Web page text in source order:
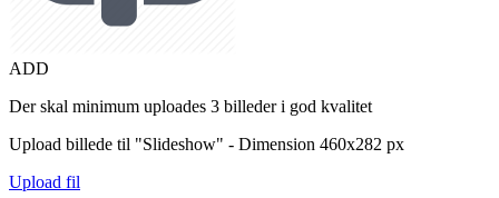
ADD
Der skal minimum uploades 3 billeder i god kvalitet
Upload billede til "Slideshow" - Dimension 460x282 px
Upload fil